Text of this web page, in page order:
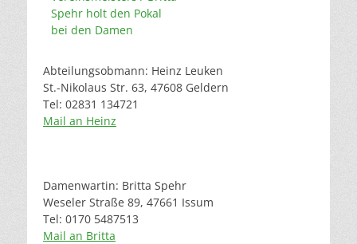
Spehr holt den Pokal
bei den Damen
Abteilungsobmann: Heinz Leuken
St.-Nikolaus Str. 63, 47608 Geldern
Tel: 02831 134721
Mail an Heinz
Damenwartin: Britta Spehr
Weseler Straße 89, 47661 Issum
Tel: 0170 5487513
Mail an Britta